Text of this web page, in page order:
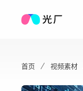
首页 视频素材